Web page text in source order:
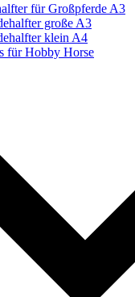
für Großpferde A3
große A3
klein A4
für Hobby Horse